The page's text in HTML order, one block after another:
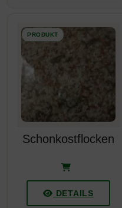
Schonkostflocken
DETAILS